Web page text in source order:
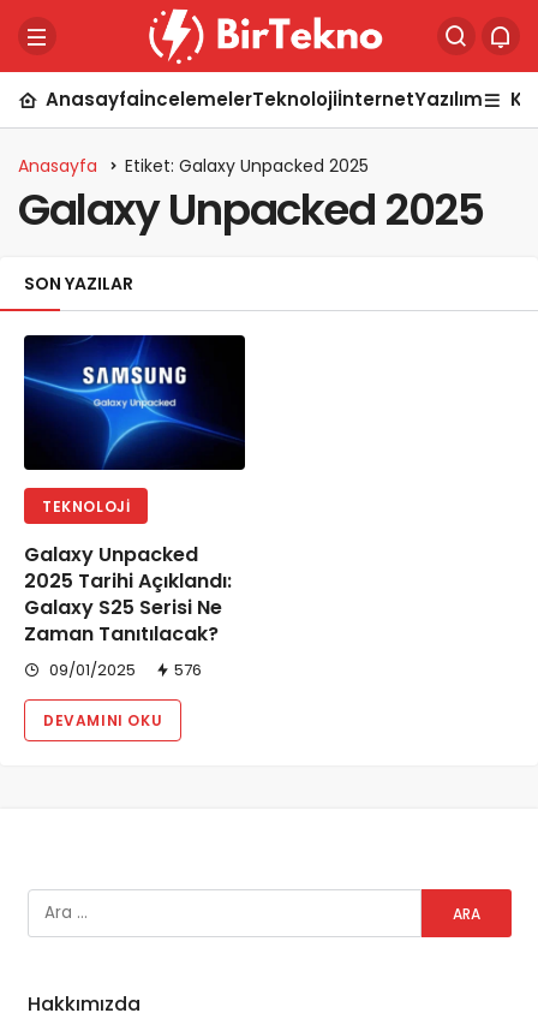
AnasayfaİncelemelerTeknolojiİnternetYazılım
Anasayfa Etiket: Galaxy Unpacked 2025
Galaxy Unpacked 2025
SON YAZILAR
TEKNOLOJI
Galaxy Unpacked
2025 Tarihi Açıklandı:
Galaxy S25 Serisi Ne
Zaman Tanıtılacak?
09/01/2025 576
DEVAMINI OKU
Hakkımızda